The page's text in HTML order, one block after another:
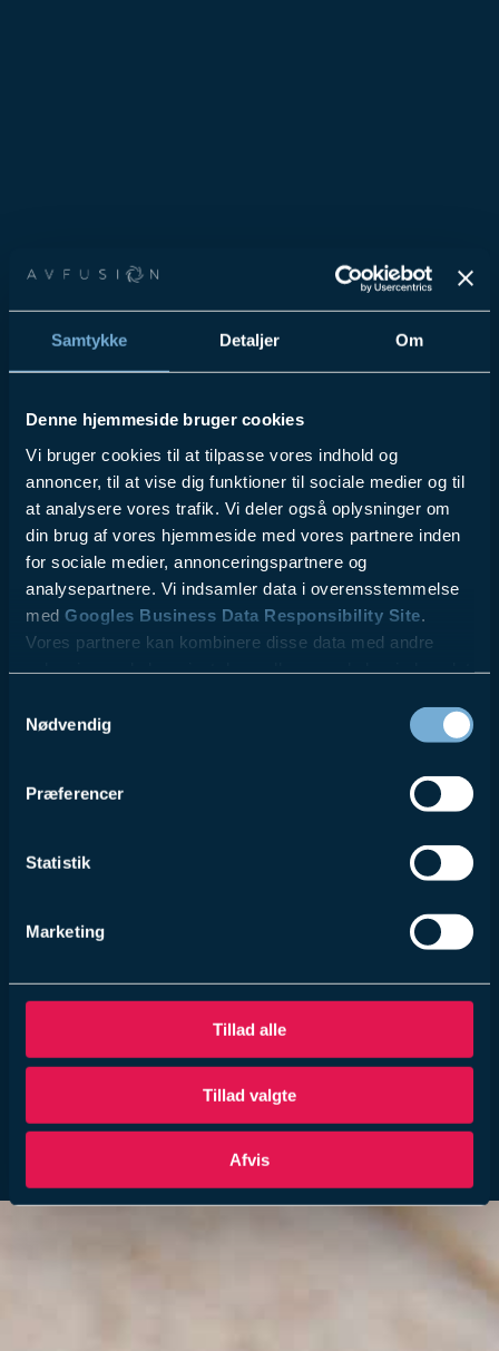
Samtykke Detaljer Om
Denne hjemmeside bruger cookies
Vi bruger cookies til at tilpasse vores indhold og
annoncer, til at vise dig funktioner til sociale medier og til
at analysere vores trafik. Vi deler også oplysninger om
din brug af vores hjemmeside med vores partnere inden
for sociale medier, annonceringspartnere og
analysepartnere. Vi indsamler data i overensstemmelse
med Googles Business Data Responsibility Site
Vores partnere kan kombinere disse data med andre
Nødvendig
Præferencer
Statistik
Marketing
Tillad alle
Tillad valgte
Afvis